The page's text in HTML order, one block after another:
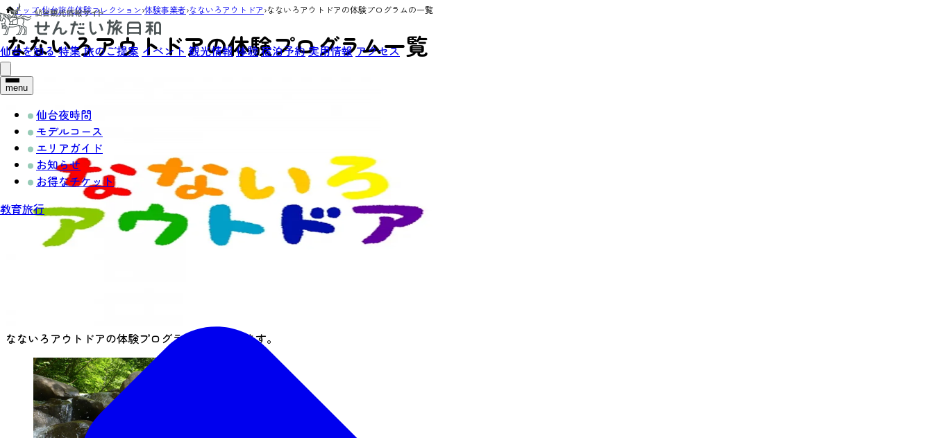
仙台を知る特集旅のご提案 イベント 観光情報 体験宿泊予約実用情報アクセス
menu
仙台夜時間
モデルコース
エリアガイド
お知らせ
お得なチケット
教育旅行
トップ›仙台旅先体験コレクション›体験事業者›なないろアウトドア›なないろアウトドアの体験プログラムの一覧
なないろアウトドアの体験プログラム一覧
なないろアウトドアの体験プログラムは3件あります。